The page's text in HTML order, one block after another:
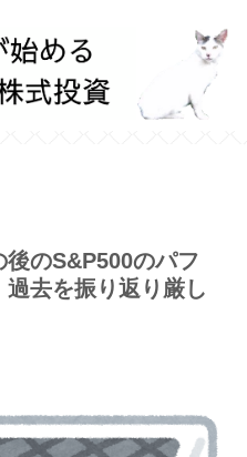
のS&P500のパフ
去を振り返り厳し